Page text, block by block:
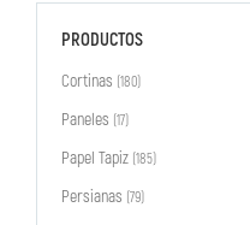
PRODUCTOS
Cortinas (180)
Paneles (17)
Papel Tapiz (185)
Persianas (79)